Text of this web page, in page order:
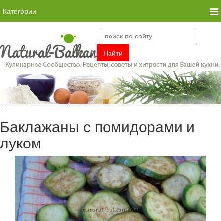
Категории
Баклажаны с помидорами и
луком